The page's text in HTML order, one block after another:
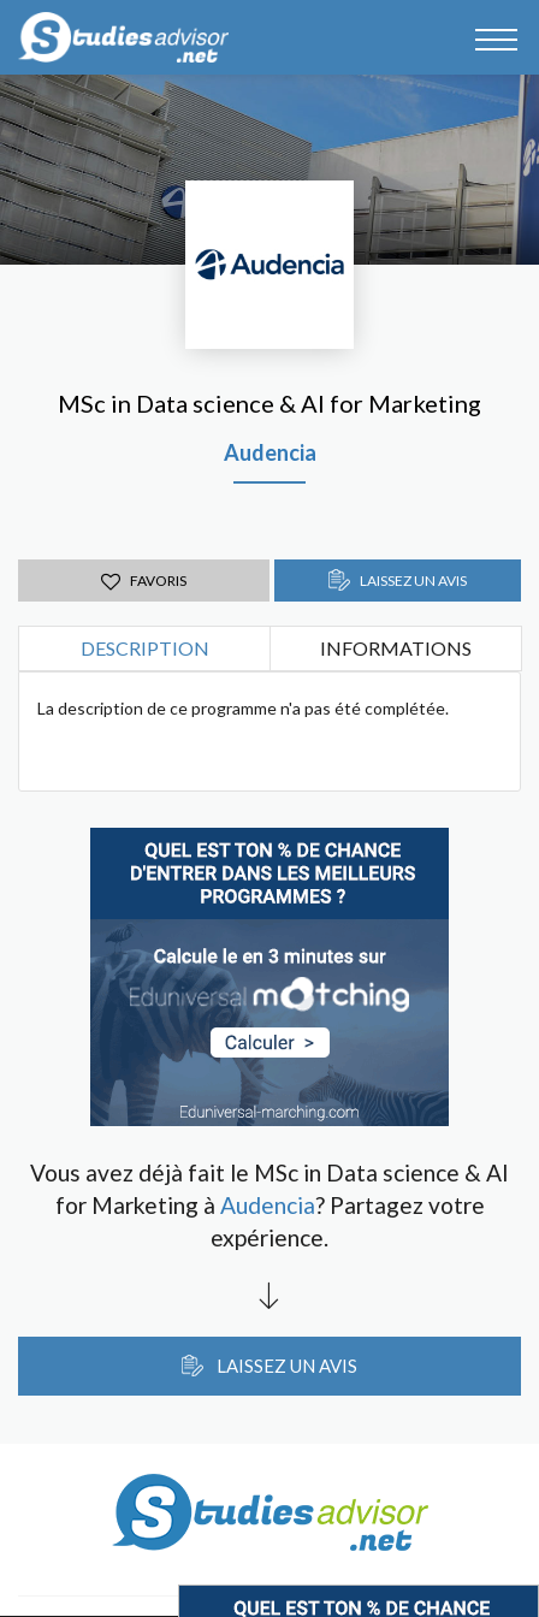
MSc in Data science & AI for Marketing
Audencia
FAVORIS LAISSEZ UN AVIS
DESCRIPTION INFORMATIONS
La description de ce programme n'a pas été complétée.
Vous avez déjà fait le MSc in Data science & AI
for Marketing à Audencia? Partagez votre
expérience.
LAISSEZ UN AVIS